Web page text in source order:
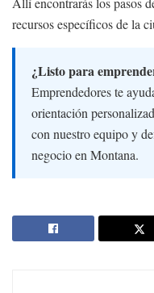
recursos específicos de la
¿Listo para
Emprendedores te
orientación
con nuestro equipo y
negocio en Montana.